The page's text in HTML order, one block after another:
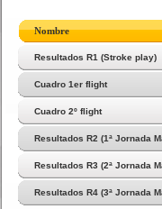
Nombre
Resultados R1 (Stroke play)
Cuadro 1er flight
Cuadro 2º flight
Resultados R2 (1ª Jornada
Resultados R3 (2ª Jornada
Resultados R4 (3ª Jornada